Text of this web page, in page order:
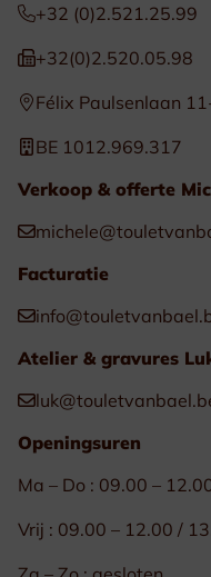
+32 (0)2.521.25.99
+32(0)2.520.05.98
Félix Paulsenlaan
BE 1012.969.317
Verkoop & offerte
Facturatie
Atelier & gravures
Openingsuren
Ma – Do : 09.00 –
Vrij : 09.00 – 12.00 /